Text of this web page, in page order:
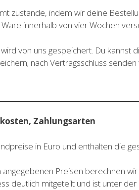
zustande, indem wir deine
innerhalb von vier Wochen
von uns gespeichert. Du
nach Vertragsschluss
Zahlungsarten
in Euro und enthalten die
angegebenen Preisen berechnen
deutlich mitgeteilt und ist unter